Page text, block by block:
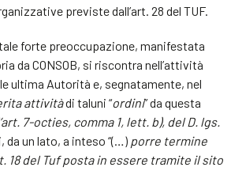
previste dall’art. 28 del TUF.
forte preoccupazione, manifestata
da CONSOB, si riscontra nell’attività
ultima Autorità e, segnatamente, nel
attivitàdi taluni “ordini” da questa
7-octies, comma 1, lett. b), del D. lgs.
da un lato, a inteso “(…) porre termine
18 del Tuf posta in essere tramite il sito